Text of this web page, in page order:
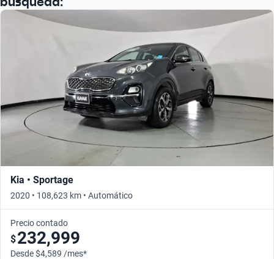
Kia • Sportage
2020 • 108,623 km • Automático
Precio contado
$232,999
Desde $4,589 /mes*